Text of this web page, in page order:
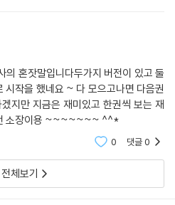
의 혼잣말입니다두가지 버전이 있고 둘
시작을 했네요 ~ 다 모으고나면 다음권
지만 지금은 재미있고 한권씩 보는 재
전 소장이용 ~~~~~~~ ^^*
0 댓글0
체보기